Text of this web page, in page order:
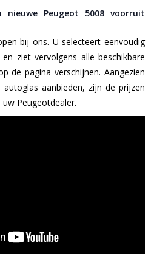
Peugeot 5008 voorruit
bij ons. U selecteert eenvoudig
ziet vervolgens alle beschikbare
de pagina verschijnen. Aangezien
aanbieden, zijn de prijzen
Peugeotdealer.